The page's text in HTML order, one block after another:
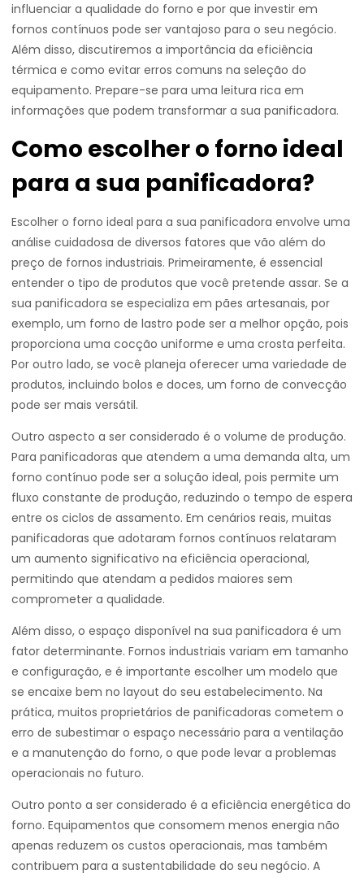
influenciar a qualidade do forno e por que investir em
fornos contínuos pode ser vantajoso para o seu negócio.
Além disso, discutiremos a importância da eficiência
térmica e como evitar erros comuns na seleção do
equipamento. Prepare-se para uma leitura rica em
informações que podem transformar a sua panificadora.
Como escolher o forno ideal
para a sua panificadora?
Escolher o forno ideal para a sua panificadora envolve uma
análise cuidadosa de diversos fatores que vão além do
preço de fornos industriais. Primeiramente, é essencial
entender o tipo de produtos que você pretende assar. Se a
sua panificadora se especializa em pães artesanais, por
exemplo, um forno de lastro pode ser a melhor opção, pois
proporciona uma cocção uniforme e uma crosta perfeita.
Por outro lado, se você planeja oferecer uma variedade de
produtos, incluindo bolos e doces, um forno de convecção
pode ser mais versátil.
Outro aspecto a ser considerado é o volume de produção.
Para panificadoras que atendem a uma demanda alta, um
forno contínuo pode ser a solução ideal, pois permite um
fluxo constante de produção, reduzindo o tempo de espera
entre os ciclos de assamento. Em cenários reais, muitas
panificadoras que adotaram fornos contínuos relataram
um aumento significativo na eficiência operacional,
permitindo que atendam a pedidos maiores sem
comprometer a qualidade.
Além disso, o espaço disponível na sua panificadora é um
fator determinante. Fornos industriais variam em tamanho
e configuração, e é importante escolher um modelo que
se encaixe bem no layout do seu estabelecimento. Na
prática, muitos proprietários de panificadoras cometem o
erro de subestimar o espaço necessário para a ventilação
e a manutenção do forno, o que pode levar a problemas
operacionais no futuro.
Outro ponto a ser considerado é a eficiência energética do
forno. Equipamentos que consomem menos energia não
apenas reduzem os custos operacionais, mas também
contribuem para a sustentabilidade do seu negócio. A